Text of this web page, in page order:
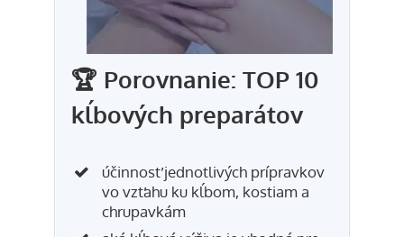
🏆 Porovnanie: TOP 10
kĺbových preparátov
účinnosť jednotlivých prípravkov
vo vzťahu ku kĺbom, kostiam a
chrupavkám